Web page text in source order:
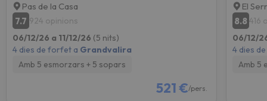
Pas de la Casa
7.7 924 opinions
06/12/26 a 11/12/26 (5 nits)
4 dies de forfet a Grandvalira
Amb 5 esmorzars + 5 sopars
521 €/pers.
El
8.8 416
06/12/
4 dies
Amb 5